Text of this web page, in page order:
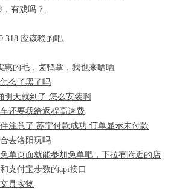
有戏吗？
应该稳的吧
惠的毛，卤鸭掌，我也来晒晒
么了黑了吗
明天就到了 怎么安装啊
还要我给返程高速费
注意了 苏宁付款成功 订单显示未付款
去洛阳玩吗
单页面就能参加免单吧，下拉有附近的店
支付宝步数的api接口
具实物